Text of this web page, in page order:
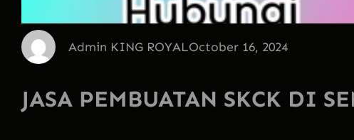
Admin KING ROYALOctober 16, 2024
JASA PEMBUATAN SKCK DI